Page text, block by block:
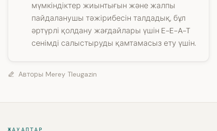
мүмкіндіктер жиынтығын және жалпы
пайдаланушы тәжірибесін талдадық, бұл
әртүрлі қолдану жағдайлары үшін E-E-A-T
сенімді салыстыруды қамтамасыз ету үшін.
Авторы Merey Tleugazin